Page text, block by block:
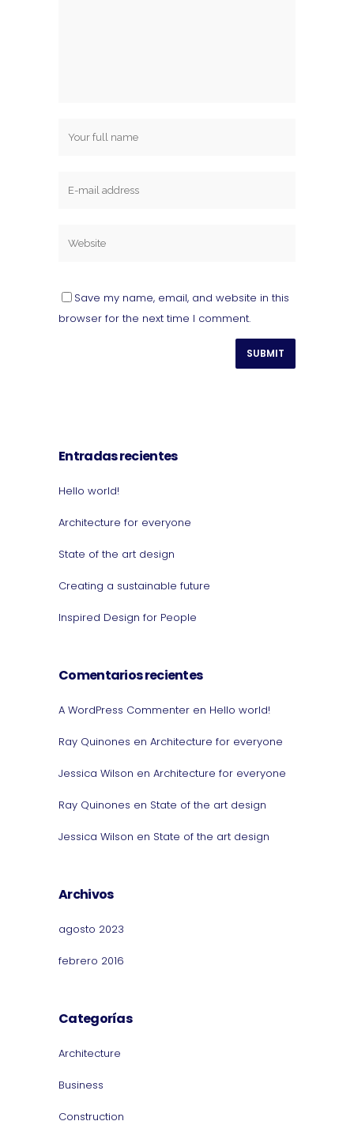
Save my name, email, and website in this
browser for the next time I comment.
Entradas recientes
Hello world!
Architecture for everyone
State of the art design
Creating a sustainable future
Inspired Design for People
Comentarios recientes
A WordPress Commenter en Hello world!
Ray Quinones en Architecture for everyone
Jessica Wilson en Architecture for everyone
Ray Quinones en State of the art design
Jessica Wilson en State of the art design
Archivos
agosto 2023
febrero 2016
Categorías
Architecture
Business
Construction